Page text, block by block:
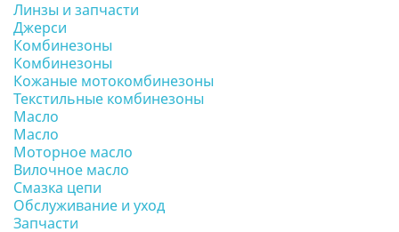
Линзы и запчасти
Джерси
Комбинезоны
Комбинезоны
Кожаные мотокомбинезоны
Текстильные комбинезоны
Масло
Масло
Моторное масло
Вилочное масло
Смазка цепи
Обслуживание и уход
Запчасти